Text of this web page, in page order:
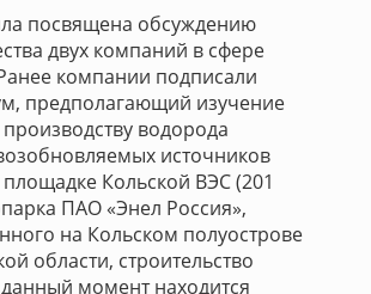
посвящена обсуждению
двух компаний в сфере
компании подписали
предполагающий изучение
водорода
источников
Кольской ВЭС (201
ПАО «Энел Россия»,
на Кольском полуострове
области, строительство
момент находится